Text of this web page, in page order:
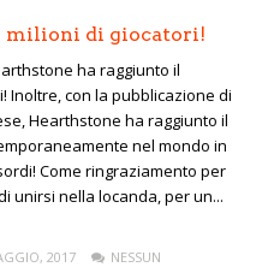
milioni di giocatori!
ha raggiunto il
Inoltre, con la pubblicazione di
Hearthstone ha raggiunto il
nel mondo in
Come ringraziamento per
unirsi nella locanda, per un...
2017
NESSUN